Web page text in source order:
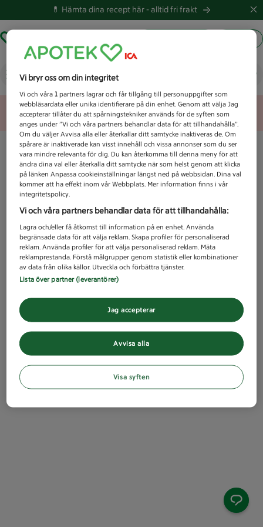
💊 Hämta dina recept här -alltid fri frakt
Vad letar du efter idag?
Unknown error
Vi bryr oss om din integritet
Vi och våra1 partners lagrar och får tillgång till personuppgifter som
webbläsardata eller unika identifierare på din enhet. Genom att välja Jag
accepterar tillåter du att spårningstekniker används för de syften som
anges under ”Vi och våra partners behandlar data för att tillhandahålla”.
Om du väljer Avvisa alla eller återkallar ditt samtycke inaktiveras de. Om
spårare är inaktiverade kan visst innehåll och vissa annonser som du ser
vara mindre relevanta för dig. Du kan återkomma till denna meny för att
ändra dina val eller återkalla ditt samtycke när som helst genom att klicka
på länken Anpassa cookieinställningar längst ned på webbsidan. Dina val
kommer att ha effekt inom vår Webbplats. Mer information finns i vår
integritetspolicy.
Vi och våra partners behandlar data för att tillhandahålla:
Lagra och/eller få åtkomst till information på en enhet. Använda
begränsade data för att välja reklam. Skapa profiler för personaliserad
reklam. Använda profiler för att välja personaliserad reklam. Mäta
reklamprestanda. Förstå målgrupper genom statistik eller kombinationer
av data från olika källor. Utveckla och förbättra tjänster.
Lista över partner (leverantörer)
Avvisa alla
Jag accepterar
Visa syften